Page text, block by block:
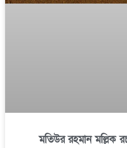
মতিউর রহমান মল্লিক